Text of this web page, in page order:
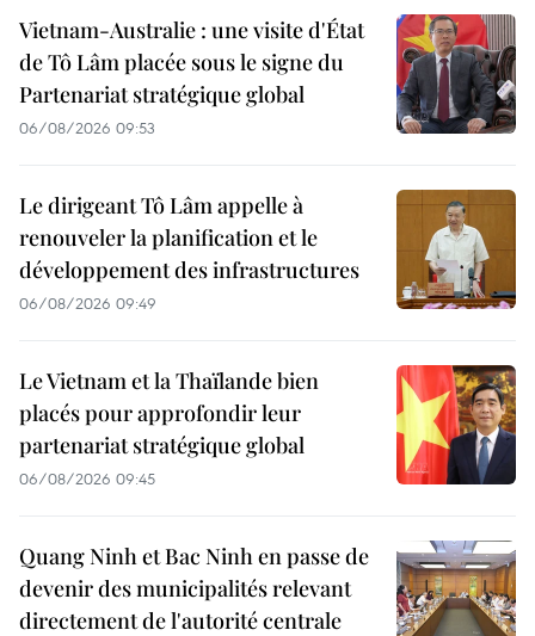
Vietnam-Australie : une visite d'État
de Tô Lâm placée sous le signe du
Partenariat stratégique global
06/08/2026 09:53
Le dirigeant Tô Lâm appelle à
renouveler la planification et le
développement des infrastructures
06/08/2026 09:49
Le Vietnam et la Thaïlande bien
placés pour approfondir leur
partenariat stratégique global
06/08/2026 09:45
Quang Ninh et Bac Ninh en passe de
devenir des municipalités relevant
directement de l'autorité centrale